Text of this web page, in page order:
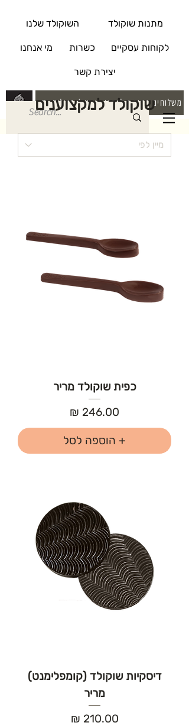
מתנות שוקולד השוקולד שלנו
לקוחות עסקיים כשרות מי אנחנו
יצירת קשר
משלוחים בקירור לרחבי הארץ | משלוחי חינם בקניה
שוקולד למקצוענים
כפית שוקולד מריר
מחיר
+ הוספה לסל
דיסקיות שוקולד (קומפלימנט)
מריר
מחיר